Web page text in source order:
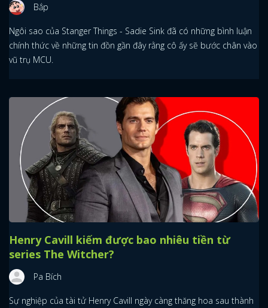
Bắp
Ngôi sao của Stanger Things - Sadie Sink đã có những bình luận
chính thức về những tin đồn gần đây rằng cô ấy sẽ bước chân vào
vũ trụ MCU.
Henry Cavill kiếm được bao nhiêu tiền từ
series The Witcher?
Pa Bích
Sự nghiệp của tài tử Henry Cavill ngày càng thăng hoa sau thành